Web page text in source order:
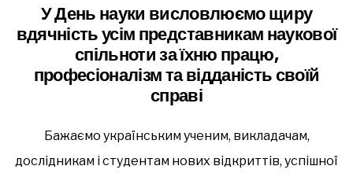
У День науки висловлюємо щиру
вдячність усім представникам наукової
спільноти за їхню працю,
професіоналізм та відданість своїй
справі
Бажаємо українським ученим, викладачам,
дослідникам і студентам нових відкриттів, успішної